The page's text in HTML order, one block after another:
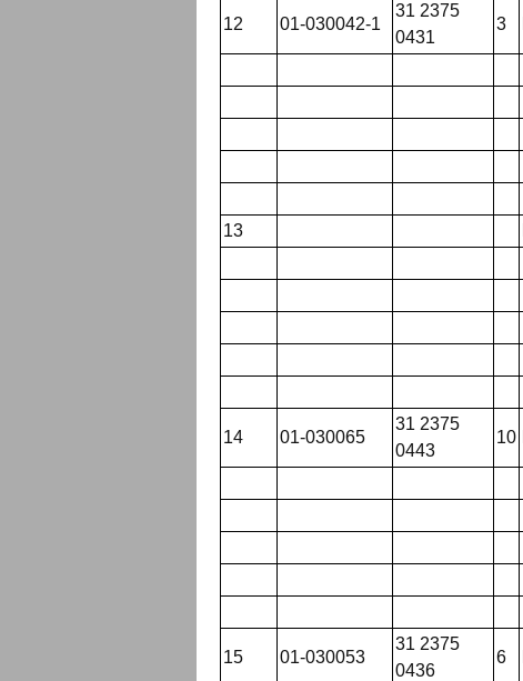
12 01-030042-1
31 2375
0431
3
13
14 01-030065
31 2375
0443
10
15 01-030053
31 2375
0436
6